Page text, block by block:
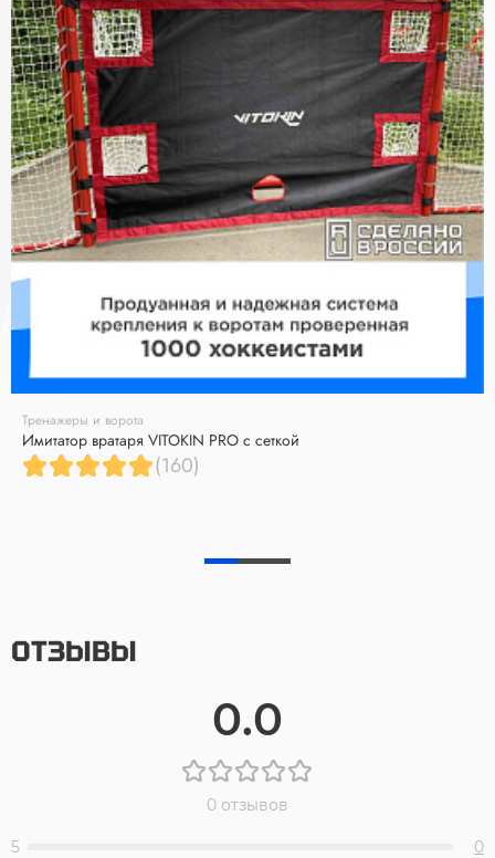
Тренажеры и ворота
Имитатор вратаря VITOKIN PRO с сеткой
(160)
ОТЗЫВЫ
0.0
0 отзывов
5
0